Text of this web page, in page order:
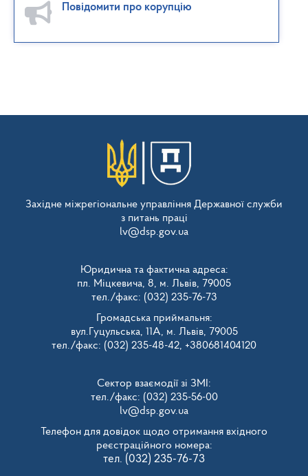
Повідомити про корупцію
Західне міжрегіональне управління Державної служби
з питань праці
lv@dsp.gov.ua
Юридична та фактична адреса:
пл. Міцкевича, 8, м. Львів, 79005
тел./факс: (032) 235-76-73
Громадська приймальня:
вул.Гуцульська, 11А, м. Львів, 79005
тел./факс: (032) 235-48-42, +380681404120
Сектор взаємодії зі ЗМІ:
тел./факс: (032) 235-56-00
lv@dsp.gov.ua
Телефон для довідок щодо отримання вхідного
реєстраційного номера:
тел. (032) 235-76-73